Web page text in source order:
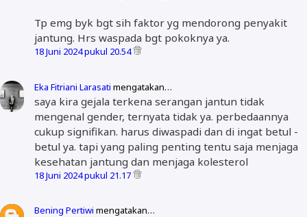
Tp emg byk bgt sih faktor yg mendorong penyakit
jantung. Hrs waspada bgt pokoknya ya.
18 Juni 2024 pukul 20.54
Eka Fitriani Larasati mengatakan…
saya kira gejala terkena serangan jantun tidak
mengenal gender, ternyata tidak ya. perbedaannya
cukup signifikan. harus diwaspadi dan di ingat betul -
betul ya. tapi yang paling penting tentu saja menjaga
kesehatan jantung dan menjaga kolesterol
18 Juni 2024 pukul 21.17
Bening Pertiwi mengatakan…